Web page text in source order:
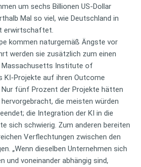
um sechs Billionen US-Dollar
Mal so viel, wie Deutschland in
erwirtschaftet.
kommen naturgemäß Ängste vor
werden sie zusätzlich zum einen
Massachusetts Institute of
KI-Projekte auf ihren Outcome
fünf Prozent der Projekte hätten
die meisten würden
die Integration der KI in die
sich schwierig. Zum anderen bereiten
Verflechtungen zwischen den
„Wenn dieselben Unternehmen sich
und voneinander abhängig sind,